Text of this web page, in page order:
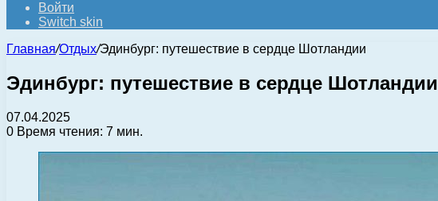
Войти
Switch skin
Главная/Отдых/Эдинбург: путешествие в сердце Шотландии
Эдинбург: путешествие в сердце Шотландии
07.04.2025
0 Время чтения: 7 мин.